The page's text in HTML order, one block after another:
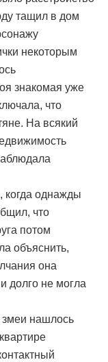
тащил в дом
некоторым
знакомая уже
что
На всякий
когда однажды
что
потом
объяснить,
она
долго не могла
змеи нашлось